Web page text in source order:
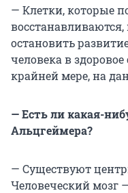
— Клетки, которые
остановить
человека в
крайней мере, на
— Есть ли какая-
Альцгеймера?
— Существуют
Человеческий мозг